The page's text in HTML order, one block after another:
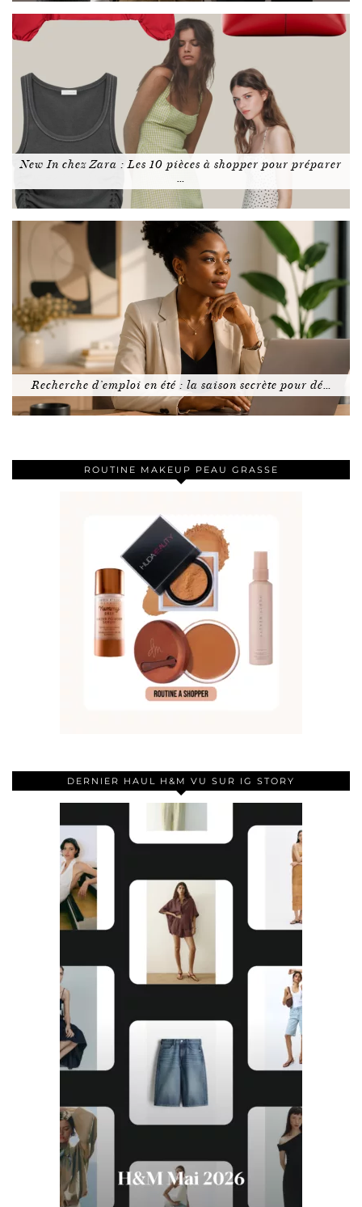
New In chez Zara : Les 10 pièces à shopper pour préparer
…
Recherche d’emploi en été : la saison secrète pour dé…
ROUTINE MAKEUP PEAU GRASSE
DERNIER HAUL H&M VU SUR IG STORY